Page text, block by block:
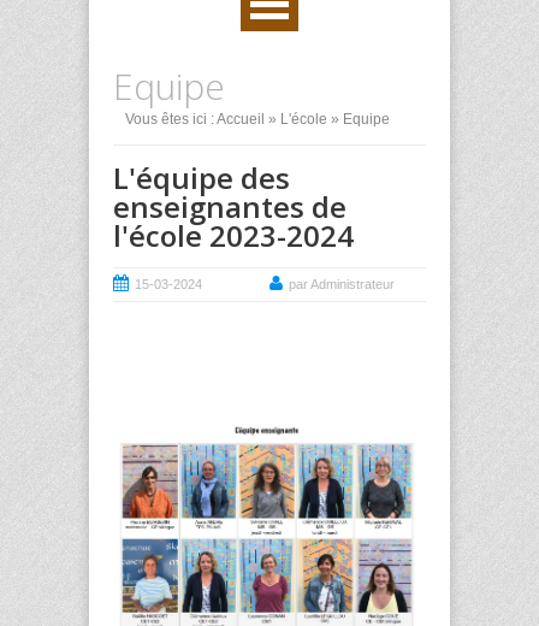
Equipe
Vous êtes ici :Accueil » L'école » Equipe
L'équipe des
enseignantes de
l'école 2023-2024
15-03-2024 par Administrateur